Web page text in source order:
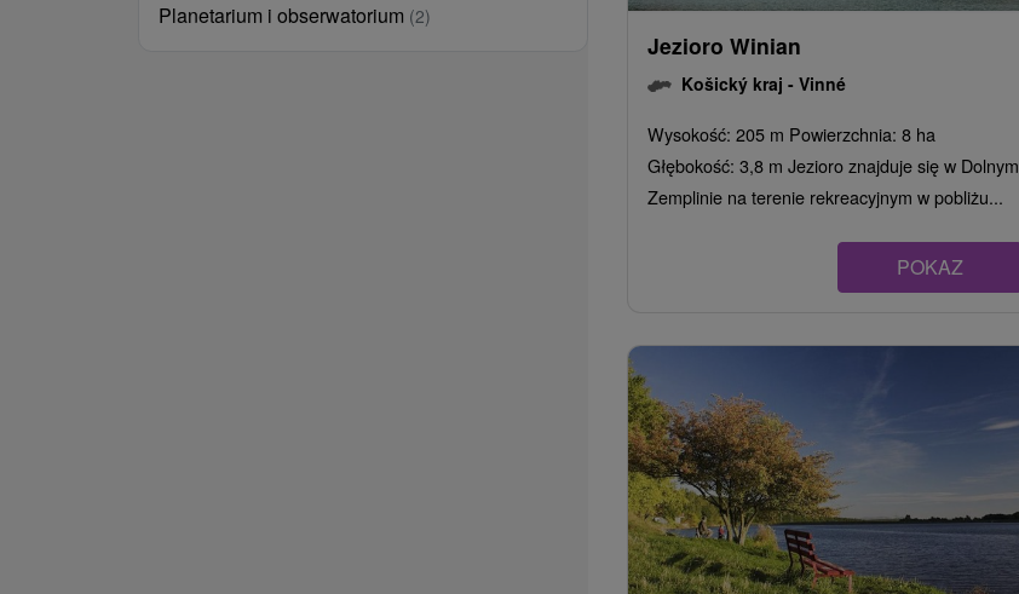
Planetarium i obserwatorium (2)
Jezioro Winian
Košický kraj - Vinné
Wysokość: 205 m Powierzchnia: 8 ha
Głębokość: 3,8 m Jezioro znajduje się w Dolnym
Zemplinie na terenie rekreacyjnym w pobliżu...
POKAZ